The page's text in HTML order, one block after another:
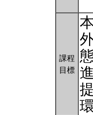
課程
目標